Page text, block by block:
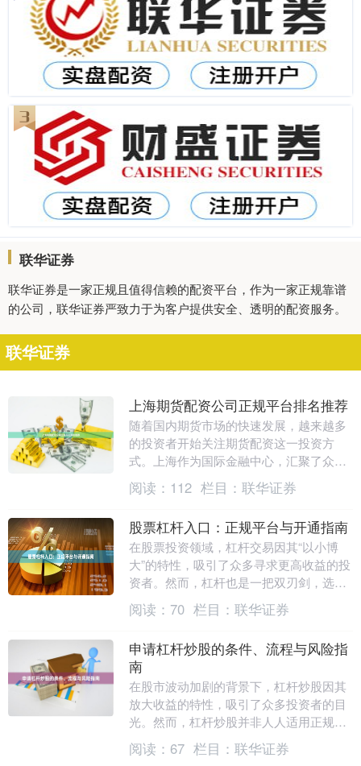
联华证券
联华证券是一家正规且值得信赖的配资平台，作为一家正规靠谱
的公司，联华证券严致力于为客户提供安全、透明的配资服务。
联华证券
上海期货配资公司正规平台排名推荐
随着国内期货市场的快速发展，越来越多
的投资者开始关注期货配资这一投资方
式。上海作为国际金融中心，汇聚了众多
期货配资公司。面对市场上参差不齐的配
资平台，如何选择正....
阅读： 112 栏目： 联华证券
股票杠杆入口：正规平台与开通指南
在股票投资领域，杠杆交易因其“以小博
大”的特性，吸引了众多寻求更高收益的投
资者。然而，杠杆也是一把双刃剑，选择
正规平台并正确开通是确保资金安全与操
作合规的第一步....
阅读： 70 栏目： 联华证券
申请杠杆炒股的条件、流程与风险指
南
在股市波动加剧的背景下，杠杆炒股因其
放大收益的特性，吸引了众多投资者的目
光。然而，杠杆炒股并非人人适用正规股
票配资软件，申请前必须全面了解其条
件、流程与潜在风险....
阅读： 67 栏目： 联华证券